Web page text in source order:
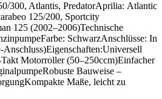
300, Atlantis, PredatorAprilia: Atlantic
125/200, Sportcity
125 (2002–2006)Technische
SchwarzAnschlüsse: In
Motorroller (50–250ccm)Einfacher
Bauweise –
Maße, leicht zu